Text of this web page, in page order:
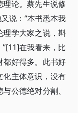
论。蔡先生说修
说：“本书悉本我
理学大家之说，斟
在我看来，比
都好得多。此书好
化主体意识，没有
公德绝对分割、